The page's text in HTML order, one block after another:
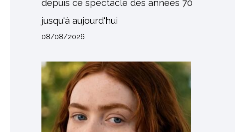
depuis ce spectacle des années 70
jusqu'à aujourd'hui
08/08/2026